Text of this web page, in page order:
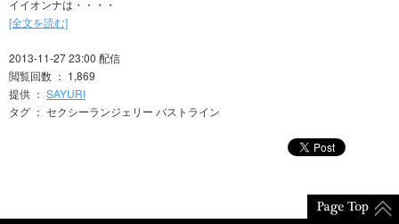
イイオンナは・・・・
[全文を読む]
2013-11-27 23:00 配信
閲覧回数 ： 1,869
提供 ： SAYURI
タグ ： セクシーランジェリー バストライン